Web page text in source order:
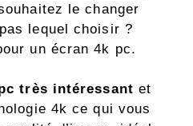
le changer
lequel choisir ?
un écran 4k pc.
très intéressant et
4k ce qui vous